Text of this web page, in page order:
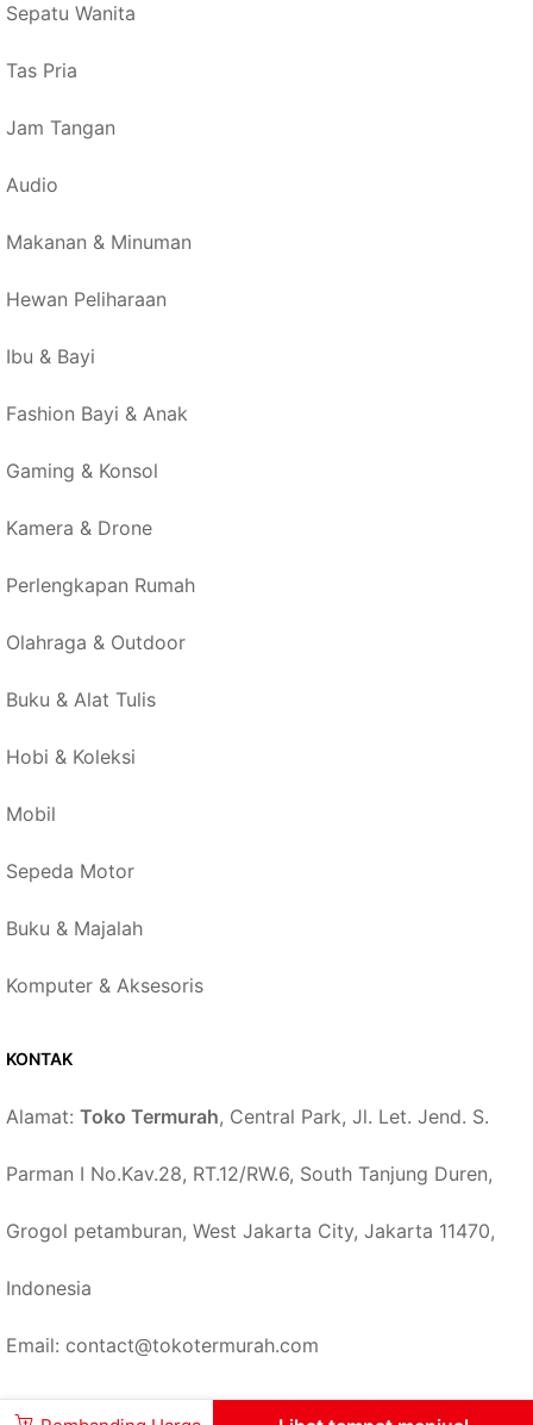
Sepatu Wanita
Tas Pria
Jam Tangan
Audio
Makanan & Minuman
Hewan Peliharaan
Ibu & Bayi
Fashion Bayi & Anak
Gaming & Konsol
Kamera & Drone
Perlengkapan Rumah
Olahraga & Outdoor
Buku & Alat Tulis
Hobi & Koleksi
Mobil
Sepeda Motor
Buku & Majalah
Komputer & Aksesoris
KONTAK
Alamat: Toko Termurah, Central Park, Jl. Let. Jend. S.
Parman I No.Kav.28, RT.12/RW.6, South Tanjung Duren,
Grogol petamburan, West Jakarta City, Jakarta 11470,
Indonesia
Email: contact@tokotermurah.com